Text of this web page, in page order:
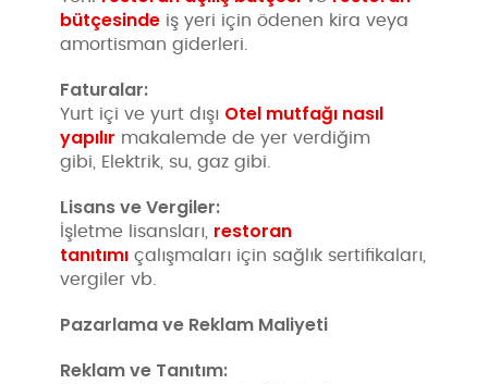
bütçesinde iş yeri için ödenen kira veya
amortisman giderleri.
Faturalar:
Yurt içi ve yurt dışı Otel mutfağı nasıl
yapılır makalemde de yer verdiğim
gibi, Elektrik, su, gaz gibi.
Lisans ve Vergiler:
İşletme lisansları, restoran
tanıtımı çalışmaları için sağlık sertifikaları,
vergiler vb.
Pazarlama ve Reklam Maliyeti
Reklam ve Tanıtım: